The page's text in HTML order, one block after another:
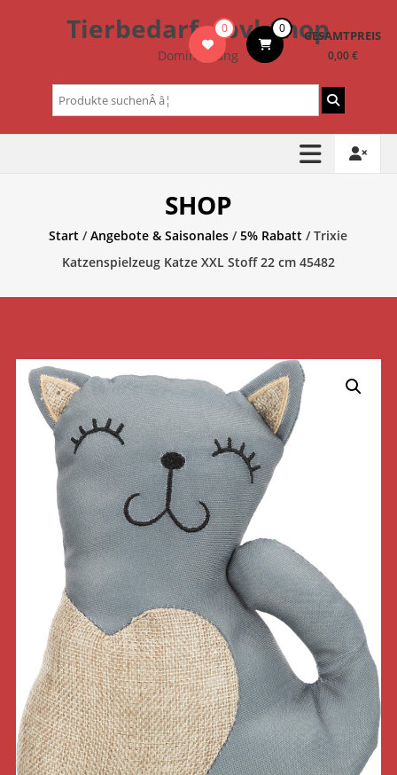
Tierbedarf – bvl-Shop
Dominik Lang
0 0 GESAMTPREIS
0,00 €
Suchen
nach:
SHOP
Start /Angebote & Saisonales /5% Rabatt / Trixie
Katzenspielzeug Katze XXL Stoff 22 cm 45482